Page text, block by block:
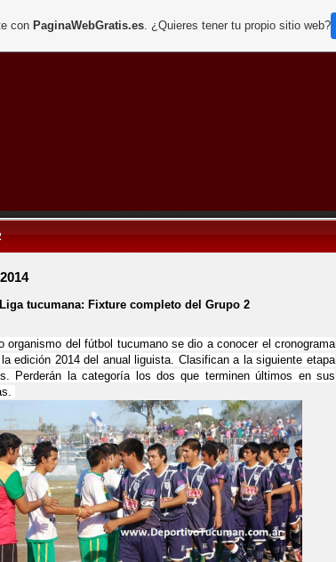
Liga tucumana: Fixture completo del Grupo 2
organismo del fútbol tucumano se dio a conocer el cronograma
edición 2014 del anual liguista. Clasifican a la siguiente etapa
Perderán la categoría los dos que terminen últimos en sus
con PaginaWebGratis.es. ¿Quieres tener tu propio sitio web?